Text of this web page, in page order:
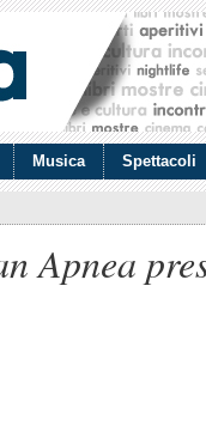
Musica Spettacoli
Apnea